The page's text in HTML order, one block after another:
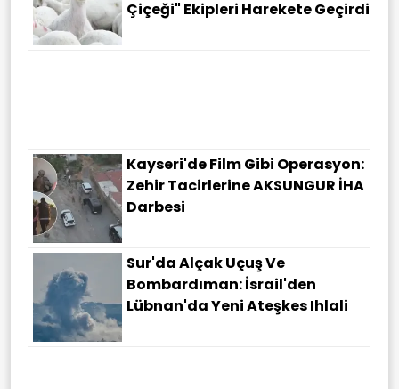
Çiçeği" Ekipleri Harekete Geçirdi
Kayseri'de Film Gibi Operasyon:
Zehir Tacirlerine AKSUNGUR İHA
Darbesi
Sur'da Alçak Uçuş Ve
Bombardıman: İsrail'den
Lübnan'da Yeni Ateşkes Ihlali